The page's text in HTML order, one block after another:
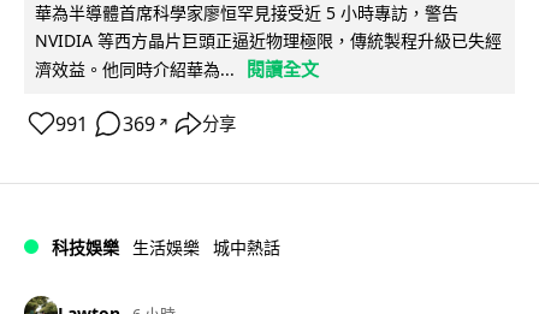
華為半導體首席科學家廖恒罕見接受近 5 小時專訪，警告
NVIDIA 等西方晶片巨頭正逼近物理極限，傳統製程升級已失經
濟效益。他同時介紹華為...
閱讀全文
991 369 ↗ 分享
科技娛樂 生活娛樂 城中熱話